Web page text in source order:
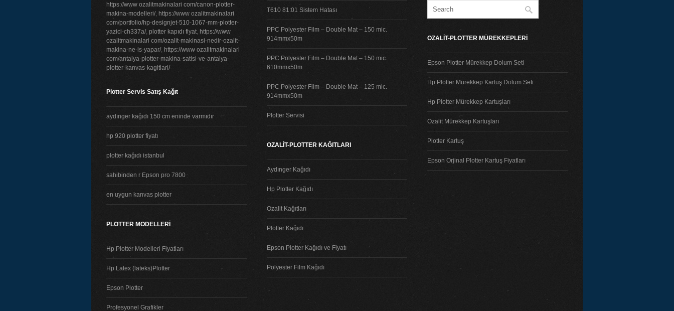
https://www ozalitmakinalari com/canon-plotter-
makina-modelleri/, https://www ozalitmakinalari
com/portfolio/hp-designjet-510-1067-mm-plotter-
yazici-ch337a/, plotter kapıdı fiyat, https://www
ozalitmakinalari com/ozalit-makinasi-nedir-ozalit-
makina-ne-is-yapar/, https://www ozalitmakinalari
com/antalya-plotter-makina-satisi-ve-antalya-
plotter-kanvas-kagitlari/
Plotter Servis Satış Kağıt
aydınger kağıdı 150 cm eninde varmıdır
hp 920 plotter fiyatı
plotter kağıdı istanbul
sahibinden r Epson pro 7800
en uygun kanvas plotter
PLOTTER MODELLERİ
Hp Plotter Modelleri Fiyatları
Hp Latex (lateks)Plotter
Epson Plotter
Profesyonel Grafikler
T610 81:01 Sistem Hatası
PPC Polyester Film – Double Mat – 150 mic.
914mmx50m
PPC Polyester Film – Double Mat – 150 mic.
610mmx50m
PPC Polyester Film – Double Mat – 125 mic.
914mmx50m
Plotter Servisi
OZALİT-PLOTTER KAĞITLARI
Aydınger Kağıdı
Hp Plotter Kağıdı
Ozalit Kağıtları
Plotter Kağıdı
Epson Plotter Kağıdı ve Fiyatı
Polyester Film Kağıdı
OZALİT-PLOTTER MÜREKKEPLERİ
Epson Plotter Mürekkep Dolum Seti
Hp Plotter Mürekkep Kartuş Dolum Seti
Hp Plotter Mürekkep Kartuşları
Ozalit Mürekkep Kartuşları
Plotter Kartuş
Epson Orjinal Plotter Kartuş Fiyatları